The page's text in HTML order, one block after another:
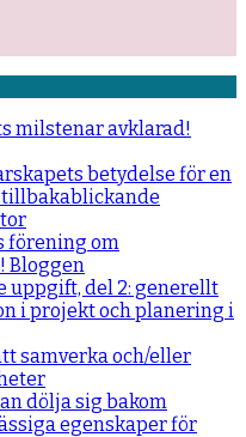
milstenar avklarad!
betydelse för en
tillbakablickande
förening om
Bloggen
uppgift, del 2: generellt
i projekt och planering i
samverka och/eller
dölja sig bakom
egenskaper för